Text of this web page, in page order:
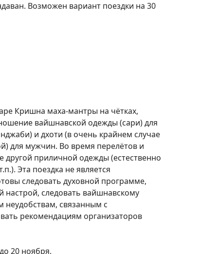
Возможен вариант поездки на 30
Кришна маха-мантры на чётках,
вайшнавской одежды (сари) для
и дхоти (в очень крайнем случае
для мужчин. Во время перелётов и
другой приличной одежды (естественно
Эта поездка не является
следовать духовной программе,
следовать вайшнавскому
неудобствам, связанным с
рекомендациям организаторов
20 ноября.